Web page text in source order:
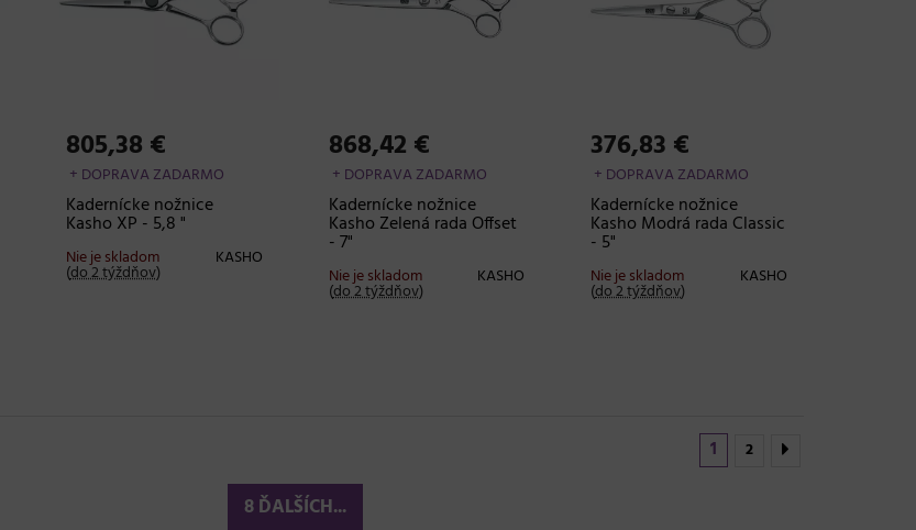
805,38 €
+ DOPRAVA ZADARMO
Kadernícke nožnice
Kasho XP - 5,8 "
KASHO
Nie je skladom
(do 2 týždňov)
868,42 €
+ DOPRAVA ZADARMO
Kadernícke nožnice
Kasho Zelená rada Offset
- 7"
KASHO
Nie je skladom
(do 2 týždňov)
376,83 €
+ DOPRAVA ZADARMO
Kadernícke nožnice
Kasho Modrá rada Classic
- 5"
KASHO
Nie je skladom
(do 2 týždňov)
1 2
8 ĎALŠÍCH...